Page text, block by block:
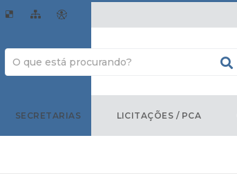
SECRETARIAS LICITAÇÕES / PCA